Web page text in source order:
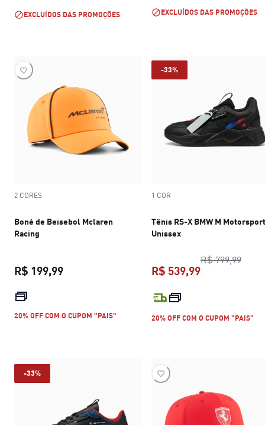
EXCLUÍDOS DAS PROMOÇÕES EXCLUÍDOS DAS PROMOÇÕES
2 CORES
Boné de Beisebol Mclaren
Racing
R$ 199,99
preço atual R$ 199,99
20% OFF COM O CUPOM "PAIS"
-33%
1 COR
Tênis RS-X BMW M Motorsport
Unissex
R$ 799,99
R$ 539,99
20% OFF COM O CUPOM "PAIS"
-33%